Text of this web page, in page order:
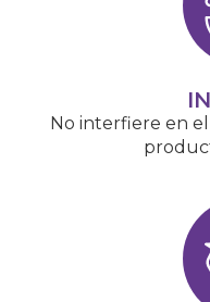
No interfiere en